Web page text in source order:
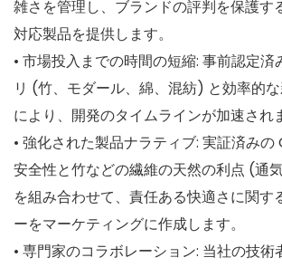
雑さを管理し、ブランドの評判を保護す
対応製品を提供します。
• 市場投入までの時間の短縮: 事前認定済
リ (竹、モダール、綿、混紡) と効率的
により、開発のタイムラインが加速され
• 強化された製品ナラティブ: 実証済みの
安全性と竹などの繊維の天然の利点 (通
を組み合わせて、責任ある快適さに関す
ーをマーケティングに作成します。
• 専門家のコラボレーション: 当社の技術